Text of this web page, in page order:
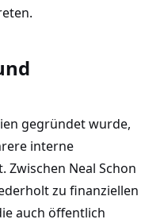
gegründet wurde,
interne
Zwischen Neal Schon
zu finanziellen
auch öffentlich